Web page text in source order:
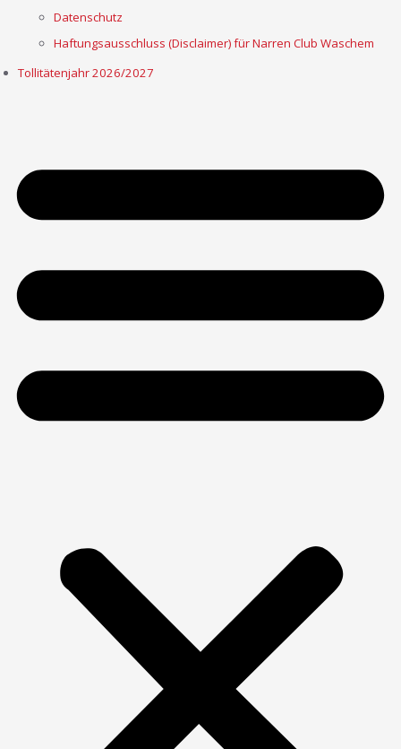
Datenschutz
Haftungsausschluss (Disclaimer) für Narren Club Waschem
Tollitätenjahr 2026/2027